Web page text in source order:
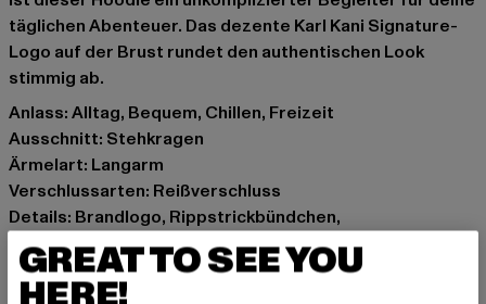
täglichen Abenteuer. Das dezente Karl Kani Signature-
Logo auf der Brust rundet den authentischen Look
stimmig ab.
Anlass: Alltag, Bequem, Chillen, Freizeit
Ausschnitt: Stehkragen
Ärmelart: Langarm
Verschlussarten: Reißverschluss
Details: Brandlogo, Rippstrickbündchen,
Einschubtaschen
Schnitt: Oversize
Marke: Karl Kani
GREAT TO SEE YOU